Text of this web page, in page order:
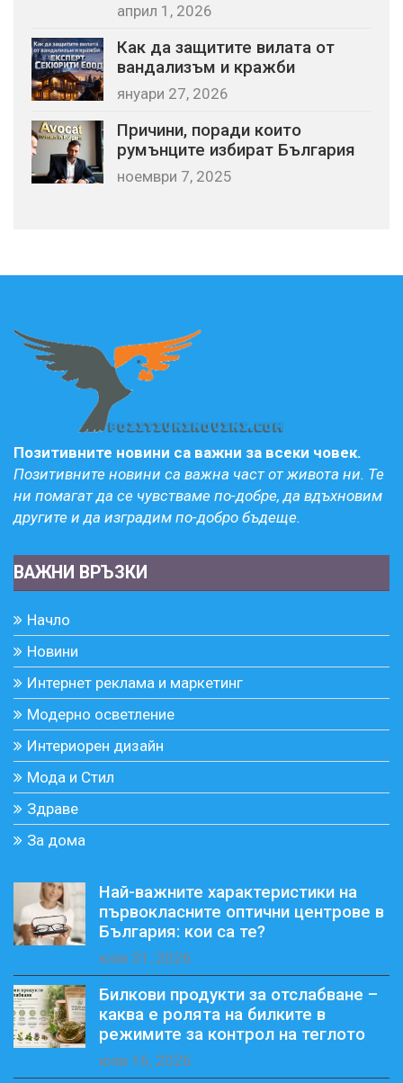
април 1, 2026
Как да защитите вилата от
вандализъм и кражби
януари 27, 2026
Причини, поради които
румънците избират България
ноември 7, 2025
Позитивните новини са важни за всеки човек.
Позитивните новини са важна част от живота ни. Те
ни помагат да се чувстваме по-добре, да вдъхновим
другите и да изградим по-добро бъдеще.
ВАЖНИ ВРЪЗКИ
Начло
Новини
Интернет реклама и маркетинг
Модерно осветление
Интериорен дизайн
Мода и Стил
Здраве
За дома
Най-важните характеристики на
първокласните оптични центрове в
България: кои са те?
юли 31, 2026
Билкови продукти за отслабване –
каква е ролята на билките в
режимите за контрол на теглото
юли 16, 2026